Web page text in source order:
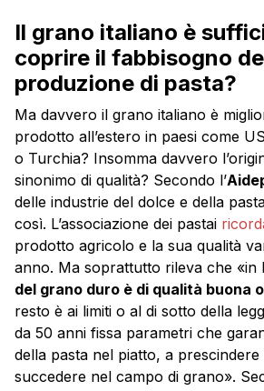
Il grano italiano è
coprire il fabbisogno
produzione di pasta?
Ma davvero il grano italiano è
prodotto all’estero in paesi come
o Turchia? Insomma davvero
sinonimo di qualità? Secondo l’
delle industrie del dolce e della
così. L’associazione dei pastai
prodotto agricolo e la sua qualità
anno. Ma soprattutto rileva che «in
del grano duro è di qualità buona
resto è ai limiti o al di sotto della
da 50 anni fissa parametri che
della pasta nel piatto, a
succedere nel campo di grano».